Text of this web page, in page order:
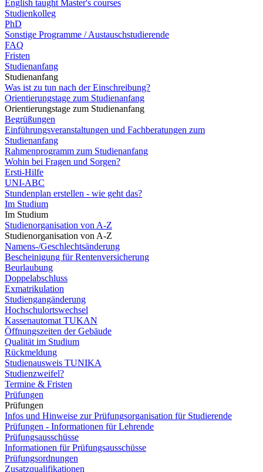
English taught Master's courses
Studienkolleg
PhD
Sonstige Programme / Austauschstudierende
FAQ
Fristen
Studienanfang
Studienanfang
Was ist zu tun nach der Einschreibung?
Orientierungstage zum Studienanfang
Orientierungstage zum Studienanfang
Begrüßungen
Einführungsveranstaltungen und Fachberatungen zum
Studienanfang
Rahmenprogramm zum Studienanfang
Wohin bei Fragen und Sorgen?
Ersti-Hilfe
UNI-ABC
Stundenplan erstellen - wie geht das?
Im Studium
Im Studium
Studienorganisation von A-Z
Studienorganisation von A-Z
Namens-/Geschlechtsänderung
Bescheinigung für Rentenversicherung
Beurlaubung
Doppelabschluss
Exmatrikulation
Studiengangänderung
Hochschulortswechsel
Kassenautomat TUKAN
Öffnungszeiten der Gebäude
Qualität im Studium
Rückmeldung
Studienausweis TUNIKA
Studienzweifel?
Termine & Fristen
Prüfungen
Prüfungen
Infos und Hinweise zur Prüfungsorganisation für Studierende
Prüfungen - Informationen für Lehrende
Prüfungsausschüsse
Informationen für Prüfungsausschüsse
Prüfungsordnungen
Zusatzqualifikationen